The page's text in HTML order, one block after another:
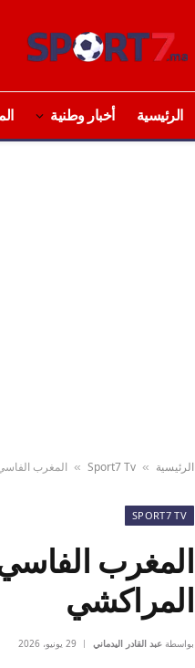
الرئيسية أخبار وطنية
الرئيسية »
Sport7 Tv
» المغرب
SPORT7 TV
المغرب
المراكشي
بواسطة عبد القادر اليدماني 29 يونيو، 2026